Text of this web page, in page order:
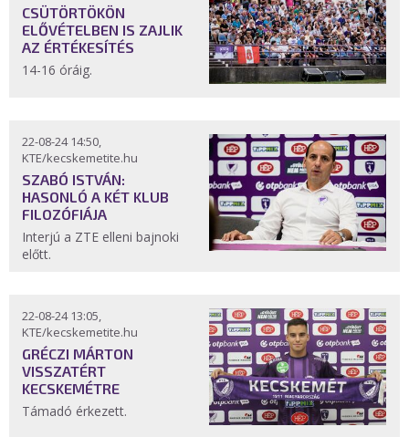
CSÜTÖRTÖKÖN
ELŐVÉTELBEN IS ZAJLIK
AZ ÉRTÉKESÍTÉS
14-16 óráig.
22-08-24 14:50,
KTE/kecskemetite.hu
SZABÓ ISTVÁN:
HASONLÓ A KÉT KLUB
FILOZÓFIÁJA
Interjú a ZTE elleni bajnoki
előtt.
22-08-24 13:05,
KTE/kecskemetite.hu
GRÉCZI MÁRTON
VISSZATÉRT
KECSKEMÉTRE
Támadó érkezett.